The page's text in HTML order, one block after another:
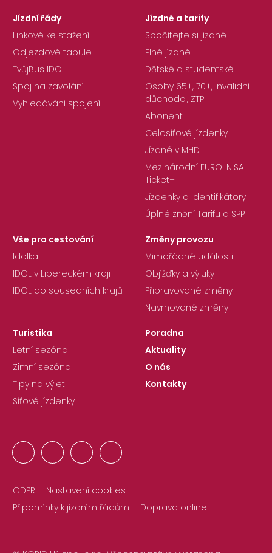
Jízdní řády
Linkové ke stažení
Odjezdové tabule
TvůjBus IDOL
Spoj na zavolání
Vyhledávání spojení
Jízdné a tarify
Spočítejte si jízdné
Plné jízdné
Dětské a studentské
Osoby 65+, 70+, invalidní
důchodci, ZTP
Abonent
Celosíťové jízdenky
Jízdné v MHD
Mezinárodní EURO-NISA-
Ticket+
Jízdenky a identifikátory
Úplné znění Tarifu a SPP
Vše pro cestování
Idolka
IDOL v Libereckém kraji
IDOL do sousedních krajů
Změny provozu
Mimořádné události
Objížďky a výluky
Připravované změny
Navrhované změny
Turistika
Letní sezóna
Zimní sezóna
Tipy na výlet
Síťové jízdenky
Poradna
Aktuality
O nás
Kontakty
GDPR
Nastavení cookies
Připomínky k jízdním řádům
Doprava online